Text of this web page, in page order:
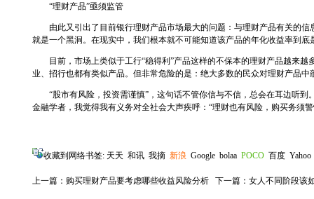
“理财产品”亟须监管
由此又引出了目前银行理财产品市场最大的问题：与理财产品有关的信
就是一个黑洞。在现实中，我们根本就不可能知道该产品的年化收益率到
目前，市场上类似于工行“稳得利”产品这样的不保本的理财产品越来越
业、招行也都有类似产品。但非常危险的是：绝大多数的民众对理财产品中
“股市有风险，投资需谨慎”，这句话不管你信与不信，总会在耳边听到
金融学者，我觉得我有义务对全社会大声疾呼：“理财也有风险，购买务须
收藏到网络书签: 天天 和讯 我摘 新浪 Google bolaa POCO 百度 Yahoo
上一篇： 购买理财产品要考虑哪些收益风险分析 下一篇： 女人不同阶段该